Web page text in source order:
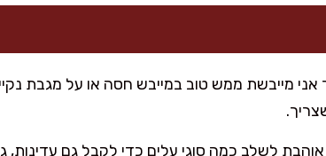
מייבשת ממש טוב במייבש חסה או על מגבת
לשלב כמה סוגי עלים כדי לקבל גם עדינות,